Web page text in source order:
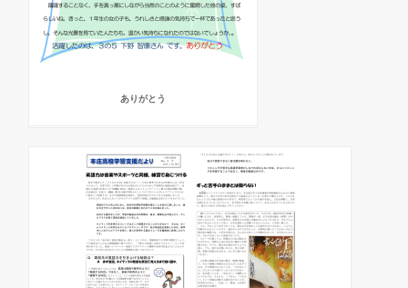
ありがとう